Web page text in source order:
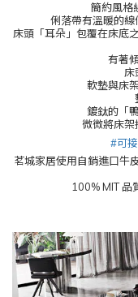
簡約風格
俐落帶有溫暖的線
床頭「耳朵」包覆在床底
有著
床
軟墊與床
鍍鈦的「
微微將床架
#可
茗城家居使用自銷進口牛
100% MIT 品